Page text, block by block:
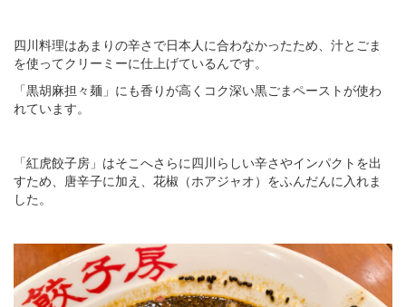
四川料理はあまりの辛さで日本人に合わなかったため、汁とごま
を使ってクリーミーに仕上げているんです。
「黒胡麻担々麺」にも香りが高くコク深い黒ごまペーストが使わ
れています。
「紅虎餃子房」はそこへさらに四川らしい辛さやインパクトを出
すため、唐辛子に加え、花椒（ホアジャオ）をふんだんに入れま
した。